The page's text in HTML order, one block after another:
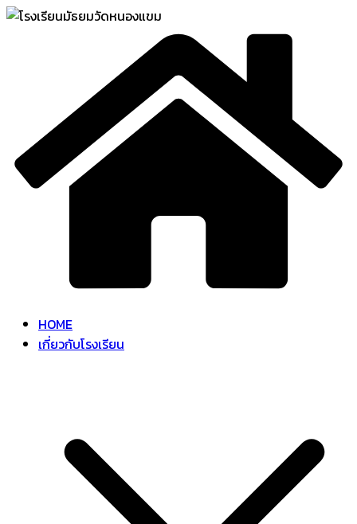
Skip
HOME
เกี่ยวกับโรงเรียน